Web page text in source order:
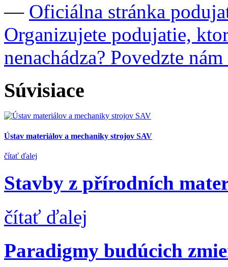
— Oficiálna stránka
Organizujete podujatie,
nenachádza? Povedzte
Súvisiace
Ústav materiálov a mechaniky strojov SAV
čítať ďalej
Stavby z přírodních
čítať ďalej
Paradigmy budúcich